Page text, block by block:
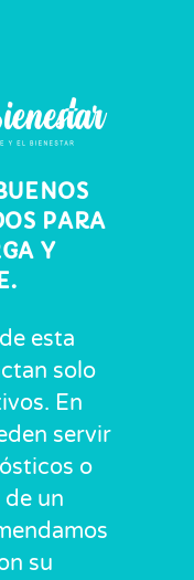
PARA
Y
esta
solo
En
servir
o
un
su